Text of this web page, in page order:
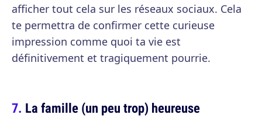
afficher tout cela sur les réseaux sociaux. Cela
te permettra de confirmer cette curieuse
impression comme quoi ta vie est
définitivement et tragiquement pourrie.
La famille (un peu trop) heureuse